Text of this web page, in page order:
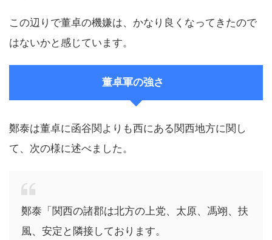
この辺りで董卓の機嫌は、かなり良くなってきたので
はないかと感じています。
董卓軍の強さ
鄭泰は董卓に函谷関よりも西にある関西地方に関し
て、次の様に述べました。
鄭泰「関西の諸郡は北方の上党、太原、馮翊、扶
風、安定と隣接しております。